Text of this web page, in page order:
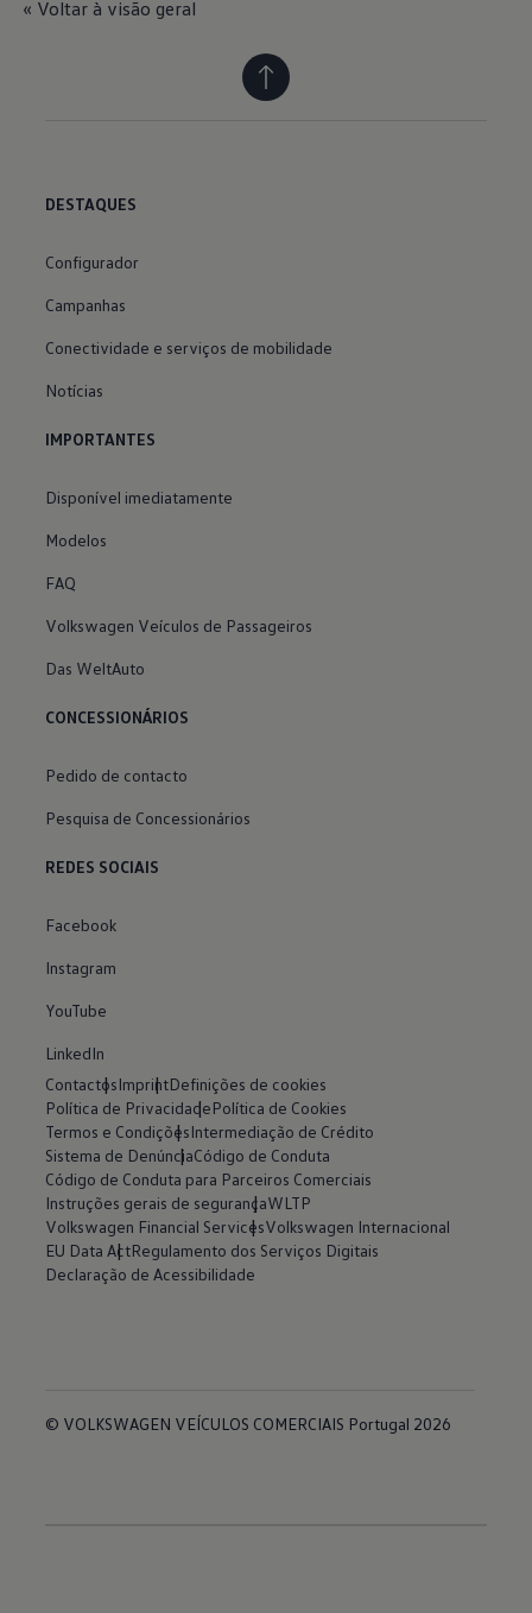
« Voltar à visão geral
DESTAQUES
Configurador
Campanhas
Conectividade e serviços de mobilidade
Notícias
IMPORTANTES
Disponível imediatamente
Modelos
FAQ
Volkswagen Veículos de Passageiros
Das WeltAuto
CONCESSIONÁRIOS
Pedido de contacto
Pesquisa de Concessionários
REDES SOCIAIS
Facebook
Instagram
YouTube
LinkedIn
ContactosImprintDefinições de cookies
Política de PrivacidadePolítica de Cookies
Termos e CondiçõesIntermediação de Crédito
Sistema de DenúnciaCódigo de Conduta
Código de Conduta para Parceiros Comerciais
Instruções gerais de segurançaWLTP
Volkswagen Financial ServicesVolkswagen Internacional
EU Data ActRegulamento dos Serviços Digitais
Declaração de Acessibilidade
© VOLKSWAGEN VEÍCULOS COMERCIAIS Portugal 2026